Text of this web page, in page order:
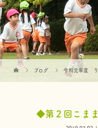
ブログ 令和元年度
◆第２回こま